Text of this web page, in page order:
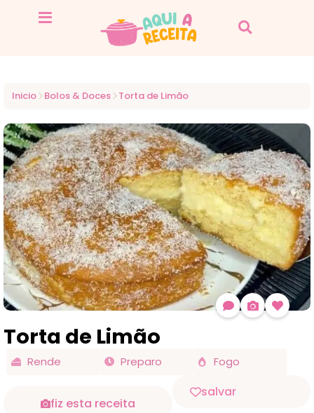
Inicio Bolos & Doces Torta de Limão
Torta de Limão
Rende Preparo Fogo
fiz esta receita
salvar